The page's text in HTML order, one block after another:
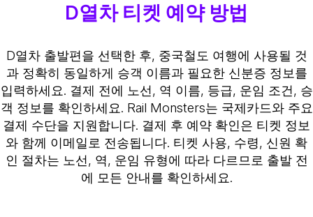
D열차 티켓 예약 방법
D열차 출발편을 선택한 후, 중국철도 여행에 사용될 것
과 정확히 동일하게 승객 이름과 필요한 신분증 정보를
입력하세요. 결제 전에 노선, 역 이름, 등급, 운임 조건, 승
객 정보를 확인하세요. Rail Monsters는 국제카드와 주요
결제 수단을 지원합니다. 결제 후 예약 확인은 티켓 정보
와 함께 이메일로 전송됩니다. 티켓 사용, 수령, 신원 확
인 절차는 노선, 역, 운임 유형에 따라 다르므로 출발 전
에 모든 안내를 확인하세요.